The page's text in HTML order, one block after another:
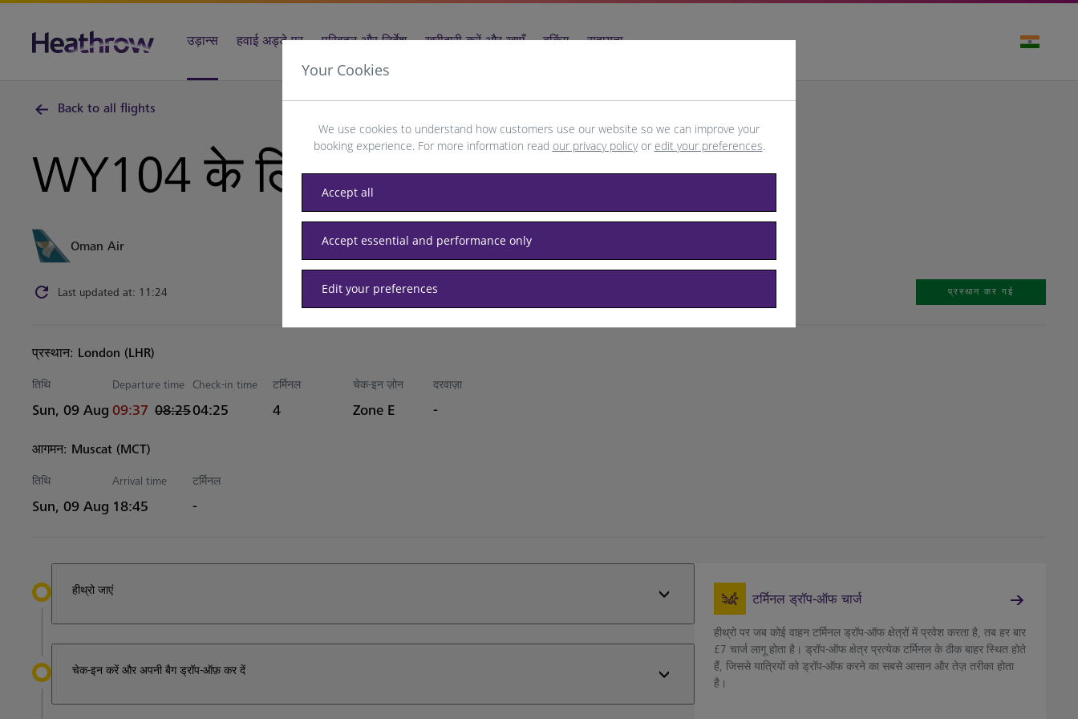
उड़ान्स हवाई अड्डे पर परिवहन और निर्देश खरीदारी करें और खाएँ बुकिंग सहायता
Back to all flights
WY104 के लिएMuscat
Oman Air
Last updated at: 11:24 प्रस्थान कर गई
प्रस्थान: London (LHR)
तिथि
Sun, 09 Aug
Departure time
actual समय
09:37
Estimated समय
08:25
Check-in time
04:25
टर्मिनल
4
चेक-इन ज़ोन
Zone E
दरवाज़ा
-
आगमन: Muscat (MCT)
तिथि
Sun, 09 Aug
Arrival time
Estimated समय
18:45
टर्मिनल
-
हीथ्रो जाएं
चेक-इन करें और अपनी बैग ड्रॉप-ऑफ़ कर दें
टर्मिनल ड्रॉप-ऑफ चार्ज
हीथ्रो पर जब कोई वाहन टर्मिनल ड्रॉप-ऑफ क्षेत्रों में प्रवेश करता है, तब हर बार
£7 चार्ज लागू होता है। ड्रॉप-ऑफ क्षेत्र प्रत्येक टर्मिनल के ठीक बाहर स्थित होते
हैं, जिससे यात्रियों को ड्रॉप-ऑफ करने का सबसे आसान और तेज़ तरीका होता
है।
Your Cookies
We use cookies to understand how customers use our website so we can improve your
booking experience. For more information read our privacy policyor edit your preferences.
Accept all
Accept essential and performance only
Edit your preferences